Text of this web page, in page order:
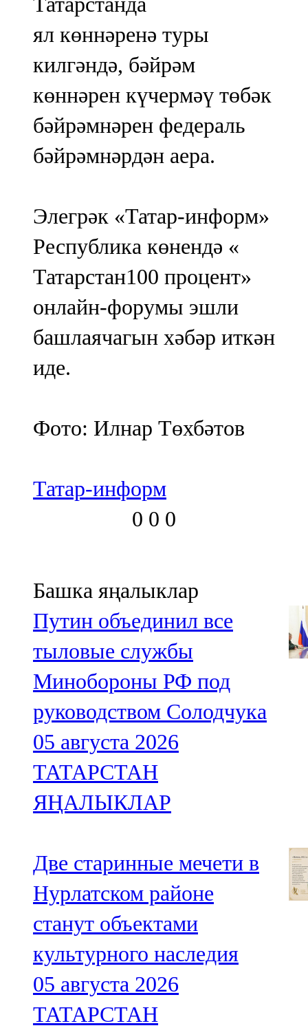
ял көннәренә туры
килгәндә, бәйрәм
көннәрен күчермәү төбәк
бәйрәмнәрен федераль
бәйрәмнәрдән аера.
Элегрәк «Татар-информ»
Республика көнендә «
Татарстан100 процент»
онлайн-форумы эшли
башлаячагын хәбәр иткән
иде.
Фото: Илнар Төхбәтов
Татар-информ
0 0 0
Башка яңалыклар
Путин объединил все
тыловые службы
Минобороны РФ под
руководством Солодчука
05 августа 2026
ТАТАРСТАН
ЯҢАЛЫКЛАР
Две старинные мечети в
Нурлатском районе
станут объектами
культурного наследия
05 августа 2026
ТАТАРСТАН